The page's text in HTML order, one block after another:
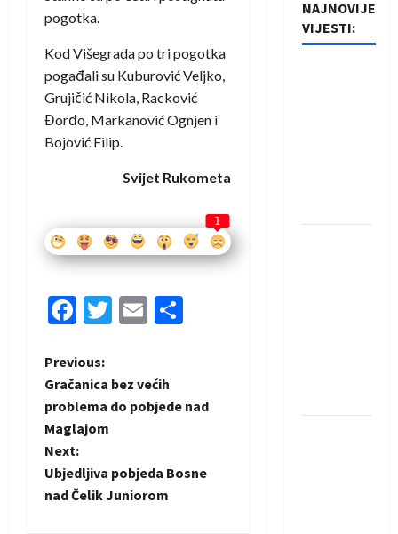
pogotka.
Kod Višegrada po tri pogotka
pogađali su Kuburović Veljko,
Grujičić Nikola, Racković
Đorđo, Markanović Ognjen i
Bojović Filip.
Svijet Rukometa
1
Facebook
Twitter
Email
P
o
s
t
Previous:
Gračanica bez većih
problema do pobjede nad
Maglajom
Next:
Ubjedljiva pobjeda Bosne
nad Čelik Juniorom
NAJNOVIJE
VIJESTI: